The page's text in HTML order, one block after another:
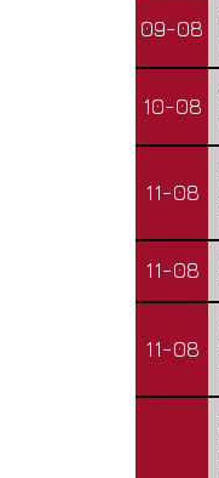
09-08
10-08
11-08
11-08
11-08